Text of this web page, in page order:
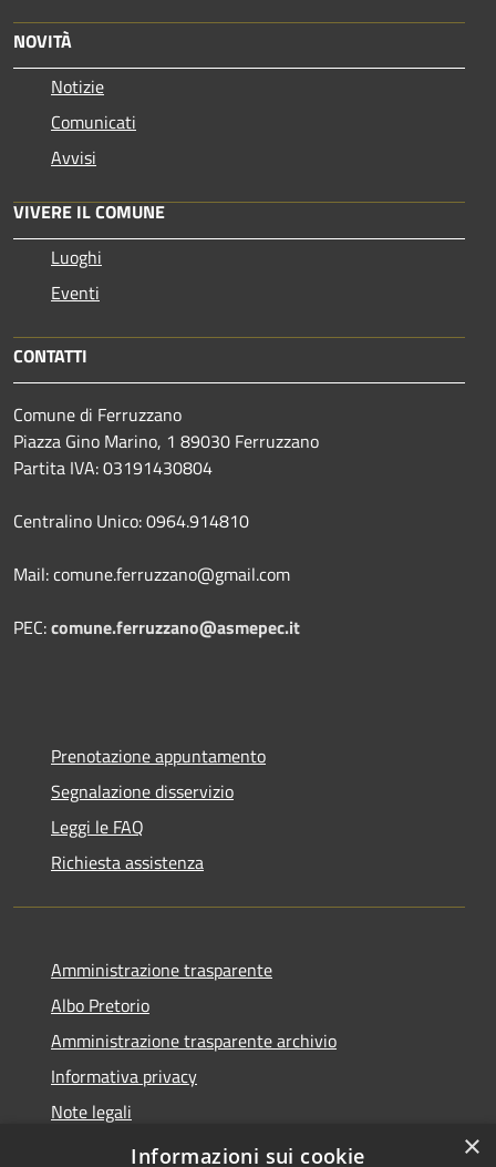
NOVITÀ
Notizie
Comunicati
Avvisi
VIVERE IL COMUNE
Luoghi
Eventi
CONTATTI
Comune di Ferruzzano
Piazza Gino Marino, 1 89030 Ferruzzano
Partita IVA: 03191430804
Centralino Unico: 0964.914810
Mail: comune.ferruzzano@gmail.com
PEC:comune.ferruzzano@asmepec.it
Prenotazione appuntamento
Segnalazione disservizio
Leggi le FAQ
Richiesta assistenza
Amministrazione trasparente
Albo Pretorio
Amministrazione trasparente archivio
Informativa privacy
Note legali
Dichiarazione di accessibilità
×
Informazioni sui cookie